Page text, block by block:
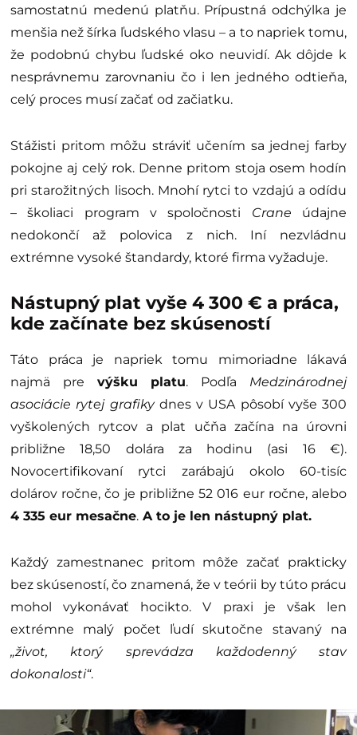
samostatnú medenú platňu. Prípustná odchýlka je
menšia než šírka ľudského vlasu – a to napriek tomu,
že podobnú chybu ľudské oko neuvidí. Ak dôjde k
nesprávnemu zarovnaniu čo i len jedného odtieňa,
celý proces musí začať od začiatku.
Stážisti pritom môžu stráviť učením sa jednej farby
pokojne aj celý rok. Denne pritom stoja osem hodín
pri starožitných lisoch. Mnohí rytci to vzdajú a odídu
– školiaci program v spoločnosti Crane údajne
nedokončí až polovica z nich. Iní nezvládnu
extrémne vysoké štandardy, ktoré firma vyžaduje.
Nástupný plat vyše 4 300 € a práca,
kde začínate bez skúseností
Táto práca je napriek tomu mimoriadne lákavá
najmä pre výšku platu. Podľa Medzinárodnej
asociácie rytej grafikydnes v USA pôsobí vyše 300
vyškolených rytcov a plat učňa začína na úrovni
približne 18,50 dolára za hodinu (asi 16 €).
Novocertifikovaní rytci zarábajú okolo 60-tisíc
dolárov ročne, čo je približne 52 016 eur ročne, alebo
4 335 eur mesačne. A to je len nástupný plat.
Každý zamestnanec pritom môže začať prakticky
bez skúseností, čo znamená, že v teórii by túto prácu
mohol vykonávať hocikto. V praxi je však len
extrémne malý počet ľudí skutočne stavaný na
„život, ktorý sprevádza každodenný stav
dokonalosti“.